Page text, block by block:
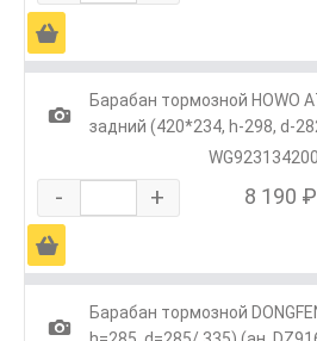
Ä
1
Барабан тормозной HOWO
задний (420*234, h-298, d-
- + 8 190 ₽
Ä
1
Барабан тормозной